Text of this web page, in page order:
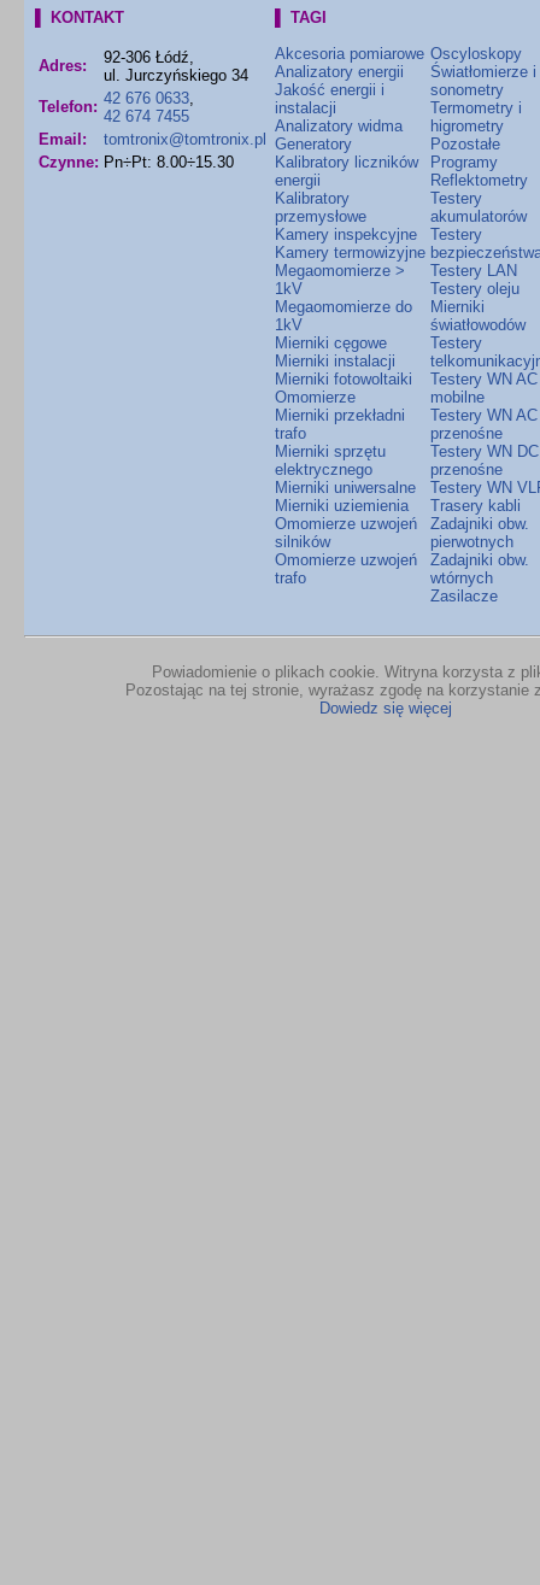
▌ KONTAKT
Adres:
92-306 Łódź,
ul. Jurczyńskiego 34
Telefon: 42 676 0633,
42 674 7455
Email:
tomtronix@tomtronix.pl
Czynne: Pn÷Pt: 8.00÷15.30
▌ TAGI
Akcesoria pomiarowe
Analizatory energii
Jakość energii i
instalacji
Analizatory widma
Generatory
Kalibratory liczników
energii
Kalibratory
przemysłowe
Kamery inspekcyjne
Kamery termowizyjne
Megaomomierze >
1kV
Megaomomierze do
1kV
Mierniki cęgowe
Mierniki instalacji
Mierniki fotowoltaiki
Omomierze
Mierniki przekładni
trafo
Mierniki sprzętu
elektrycznego
Mierniki uniwersalne
Mierniki uziemienia
Omomierze uzwojeń
silników
Omomierze uzwojeń
trafo
Oscyloskopy
Światłomierze i
sonometry
Termometry i
higrometry
Pozostałe
Programy
Reflektometry
Testery
akumulatorów
Testery
Testery LAN
Testery oleju
Mierniki
światłowodów
Testery
Testery WN AC
mobilne
Testery WN AC
przenośne
Testery WN DC
przenośne
Testery WN
Trasery kabli
Zadajniki obw.
pierwotnych
Zadajniki obw.
wtórnych
Zasilacze
Powiadomienie o plikach cookie. Witryna korzysta z
Pozostając na tej stronie, wyrażasz zgodę na korzystanie
Dowiedz się więcej